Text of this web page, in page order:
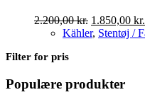
2.200,00kr. Den
oprindelige
1.850,00 kr.
Kähler, Stentøj /
Filter for pris
Populære produkter